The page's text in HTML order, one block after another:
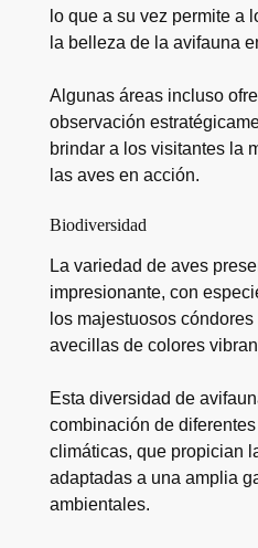
lo que a su vez permite a
la belleza de la avifauna
Algunas áreas incluso
observación
brindar a los visitantes la
las aves en acción.
Biodiversidad
La variedad de aves
impresionante, con
los majestuosos
avecillas de colores
Esta diversidad de
combinación de
climáticas, que propician
adaptadas a una amplia
ambientales.